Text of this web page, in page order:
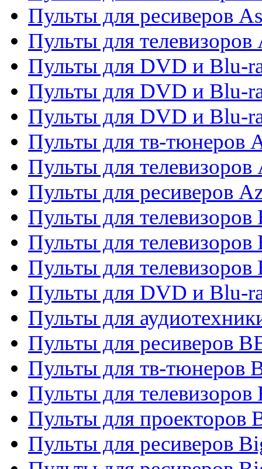
Пульты для ресиверов
Пульты для телевизоров
Пульты для DVD и Blu-
Пульты для DVD и Blu-
Пульты для DVD и Blu-
Пульты для тв-тюнеров
Пульты для телевизоров
Пульты для ресиверов
Пульты для
Пульты для
Пульты для
Пульты для DVD и Blu-
Пульты для
Пульты для ресиверов
Пульты для тв-тюнеров
Пульты для телевизоров
Пульты для проекторов
Пульты для ресиверов